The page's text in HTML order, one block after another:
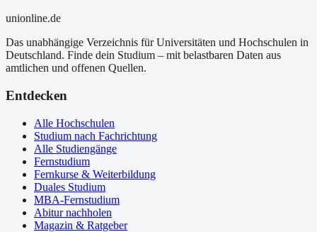
unionline.de
Das unabhängige Verzeichnis für Universitäten und Hochschulen in
Deutschland. Finde dein Studium – mit belastbaren Daten aus
amtlichen und offenen Quellen.
Entdecken
Alle Hochschulen
Studium nach Fachrichtung
Alle Studiengänge
Fernstudium
Fernkurse & Weiterbildung
Duales Studium
MBA-Fernstudium
Abitur nachholen
Magazin & Ratgeber